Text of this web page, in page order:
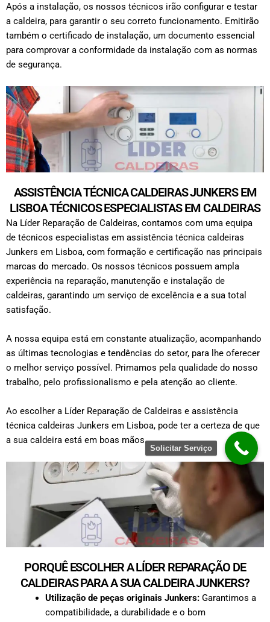
Após a instalação, os nossos técnicos irão configurar e testar
a caldeira, para garantir o seu correto funcionamento. Emitirão
também o certificado de instalação, um documento essencial
para comprovar a conformidade da instalação com as normas
de segurança.
ASSISTÊNCIA TÉCNICA CALDEIRAS JUNKERS EM
LISBOA TÉCNICOS ESPECIALISTAS EM CALDEIRAS
Na Líder Reparação de Caldeiras, contamos com uma equipa
de técnicos especialistas em assistência técnica caldeiras
Junkers em Lisboa, com formação e certificação nas principais
marcas do mercado. Os nossos técnicos possuem ampla
experiência na reparação, manutenção e instalação de
caldeiras, garantindo um serviço de excelência e a sua total
satisfação.
A nossa equipa está em constante atualização, acompanhando
as últimas tecnologias e tendências do setor, para lhe oferecer
o melhor serviço possível. Primamos pela qualidade do nosso
trabalho, pelo profissionalismo e pela atenção ao cliente.
Ao escolher a Líder Reparação de Caldeiras e assistência
técnica caldeiras Junkers em Lisboa, pode ter a certeza de que
a sua caldeira está em boas mãos.
PORQUÊ ESCOLHER A LÍDER REPARAÇÃO DE
CALDEIRAS PARA A SUA CALDEIRA JUNKERS?
Utilização de peças originais Junkers: Garantimos a
compatibilidade, a durabilidade e o bom
Solicitar Serviço